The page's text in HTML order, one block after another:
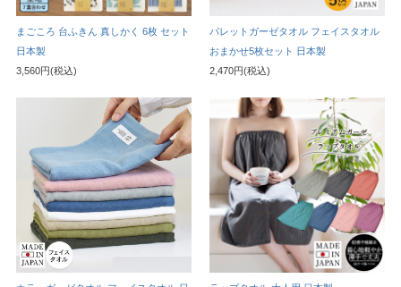
まごころ 台ふきん 真しかく 6枚 セット
日本製
3,560円(税込)
パレットガーゼタオル フェイスタオル
おまかせ5枚セット 日本製
2,470円(税込)